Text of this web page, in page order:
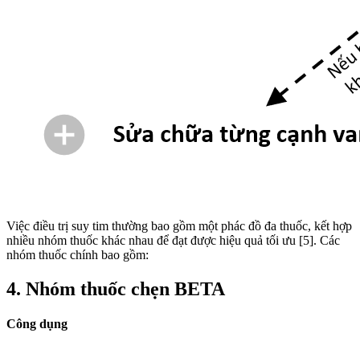
Việc điều trị suy tim thường bao gồm một phác đồ đa thuốc, kết hợp
nhiều nhóm thuốc khác nhau để đạt được hiệu quả tối ưu [5]. Các
nhóm thuốc chính bao gồm:
4. Nhóm thuốc chẹn BETA
Công dụng